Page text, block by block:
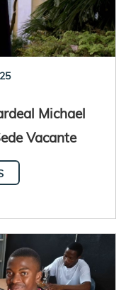
Michael
Vacante